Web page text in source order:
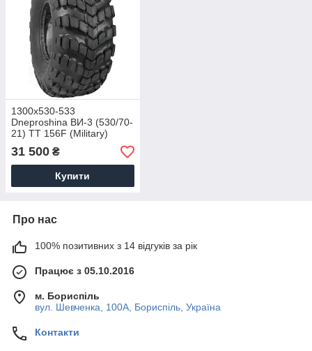
1300х530-533
Dneproshina ВИ-3 (530/70-
21) TT 156F (Military)
31 500 ₴
Купити
Про нас
100% позитивних з 14 відгуків за рік
Працює з 05.10.2016
м. Бориспіль
вул. Шевченка, 100А, Бориспіль, Україна
Контакти